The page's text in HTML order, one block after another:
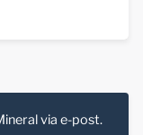
via e-post.